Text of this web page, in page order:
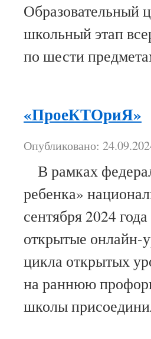
Образовательный
школьный этап
по шести
«ПроеКТОриЯ»
Опубликовано:
В рамках
ребенка»
сентября 2024
открытые онлайн-
цикла открытых
на раннюю
школы